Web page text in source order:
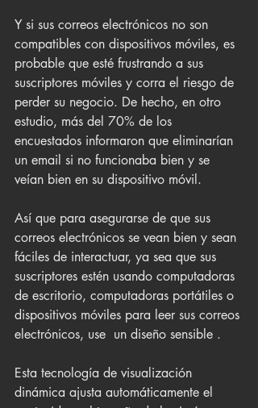
Y si sus correos electrónicos no son
compatibles con dispositivos móviles, es
probable que esté frustrando a sus
suscriptores móviles y corra el riesgo de
perder su negocio. De hecho, en otro
estudio, más del 70% de los
encuestados informaron que eliminarían
un email si no funcionaba bien y se
veían bien en su dispositivo móvil.
Así que para asegurarse de que sus
correos electrónicos se vean bien y sean
fáciles de interactuar, ya sea que sus
suscriptores estén usando computadoras
de escritorio, computadoras portátiles o
dispositivos móviles para leer sus correos
electrónicos, use  un diseño sensible .
Esta tecnología de visualización
dinámica ajusta automáticamente el